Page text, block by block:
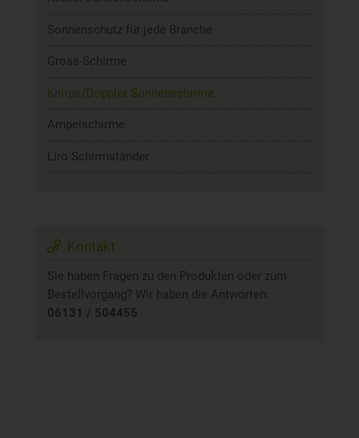
Sonnenschutz für jede Branche
Gross-Schirme
Knirps/Doppler Sonnenschirme
Ampelschirme
Liro Schirmständer
Kontakt
Sie haben Fragen zu den Produkten oder zum
Bestellvorgang? Wir haben die Antworten:
06131 / 504455